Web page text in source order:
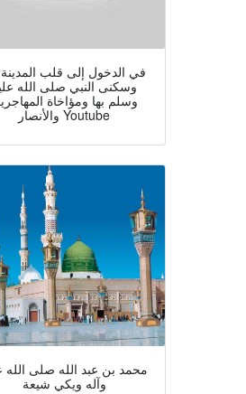
وسكنى النبي صلى الله
وسلم بها ومؤاخاة
والأنصار Youtube
محمد بن عبد الله صلى الله
وآله ويكي شيعة